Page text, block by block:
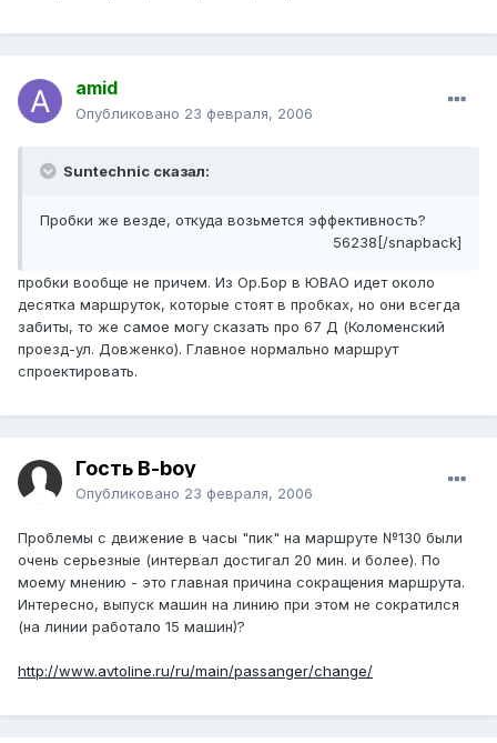
amid
Опубликовано 23 февраля, 2006
Suntechnic сказал:
Пробки же везде, откуда возьмется эффективность?
56238[/snapback]
пробки вообще не причем. Из Ор.Бор в ЮВАО идет около
десятка маршруток, которые стоят в пробках, но они всегда
забиты, то же самое могу сказать про 67 Д (Коломенский
проезд-ул. Довженко). Главное нормально маршрут
спроектировать.
Гость B-boy
Опубликовано 23 февраля, 2006
Проблемы с движение в часы "пик" на маршруте №130 были
очень серьезные (интервал достигал 20 мин. и более). По
моему мнению - это главная причина сокращения маршрута.
Интересно, выпуск машин на линию при этом не сократился
(на линии работало 15 машин)?
http://www.avtoline.ru/ru/main/passanger/change/